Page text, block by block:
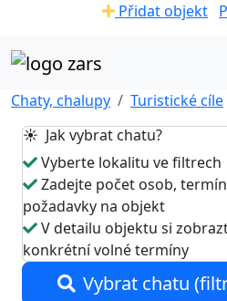
Přidat objekt
Chaty, chalupy
Turistické cíle
☀️ Jak vybrat chatu?
Vyberte lokalitu ve filtrech
Zadejte počet osob,
požadavky na objekt
V detailu objektu si
konkrétní volné termíny
Vybrat chatu